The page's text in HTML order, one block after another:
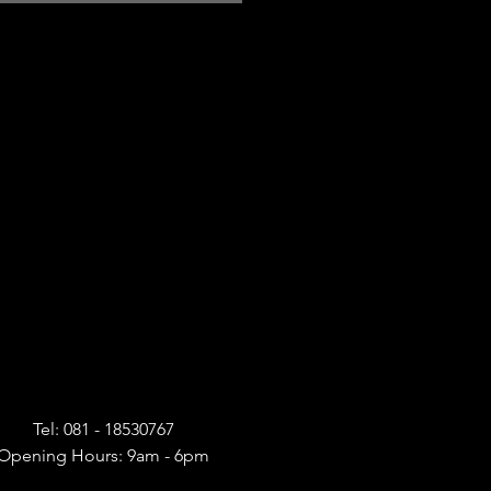
Tel: 081 - 18530767
Hours: 9am - 6pm